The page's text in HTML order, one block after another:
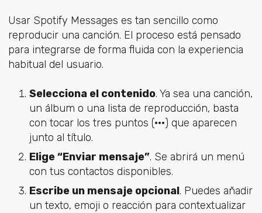
Usar Spotify Messages es tan sencillo como
reproducir una canción. El proceso está pensado
para integrarse de forma fluida con la experiencia
habitual del usuario.
Selecciona el contenido. Ya sea una canción,
un álbum o una lista de reproducción, basta
con tocar los tres puntos (···) que aparecen
junto al título.
Elige “Enviar mensaje”. Se abrirá un menú
con tus contactos disponibles.
Escribe un mensaje opcional. Puedes añadir
un texto, emoji o reacción para contextualizar